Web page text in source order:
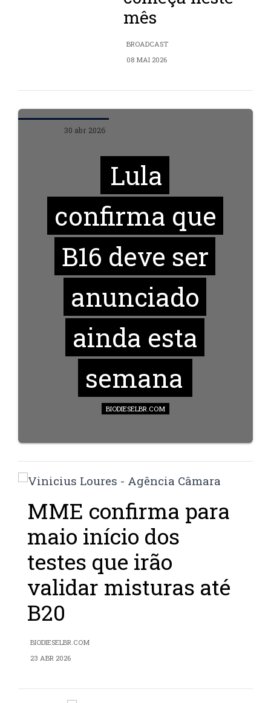
mês
BROADCAST
08 MAI 2026
30 abr 2026
Lula
confirma que
B16 deve ser
anunciado
ainda esta
semana
BIODIESELBR.COM
MME confirma para
maio início dos
testes que irão
validar misturas até
B20
BIODIESELBR.COM
23 ABR 2026